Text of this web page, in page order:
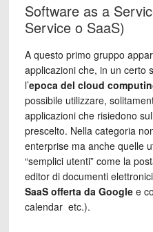
Software as a
Service o SaaS)
A questo primo gruppo
applicazioni che, in un certo
l’epoca del cloud
possibile utilizzare,
applicazioni che risiedono
prescelto. Nella categoria
enterprise ma anche quelle
“semplici utenti” come la
editor di documenti
SaaS offerta da Googlee
calendar etc.).